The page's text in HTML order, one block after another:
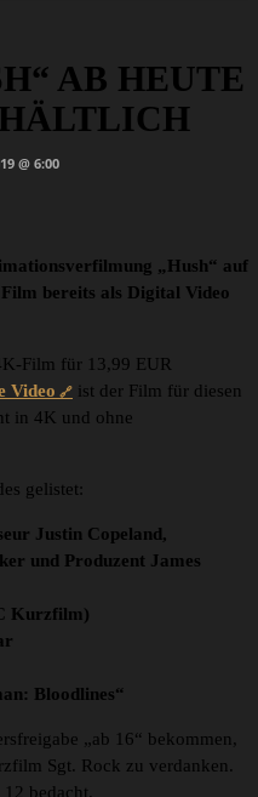
AB HEUTE
@ 6:00
„Hush“ auf
bereits als Digital Video
Film für 13,99 EUR
Video
ist der Film für diesen
in 4K und ohne
gelistet:
Justin Copeland,
und Produzent James
Kurzfilm)
Bloodlines“
„ab 16“ bekommen,
Sgt. Rock zu verdanken.
bedacht.